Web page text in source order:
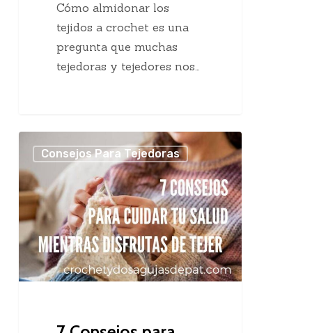
Cómo almidonar los
tejidos a crochet es una
pregunta que muchas
tejedoras y tejedores nos…
Consejos
para
cuidar
la
salud
las
Consejos Para Tejedoras